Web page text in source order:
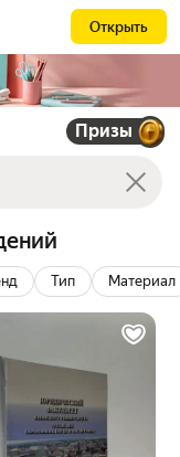
Открыть
Призы
Тип Материал